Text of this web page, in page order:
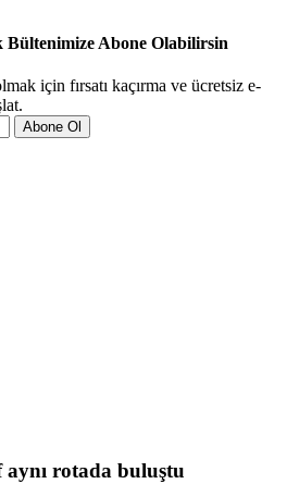
Bültenimize Abone Olabilirsin
için fırsatı kaçırma ve ücretsiz e-
Abone Ol
aynı rotada buluştu